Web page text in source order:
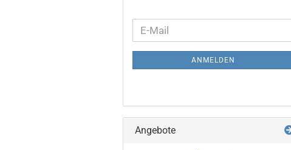
WEITER
ZUR
NEWSLETTER-
ANMELDUNG
E-
ANMELDEN
Angebote